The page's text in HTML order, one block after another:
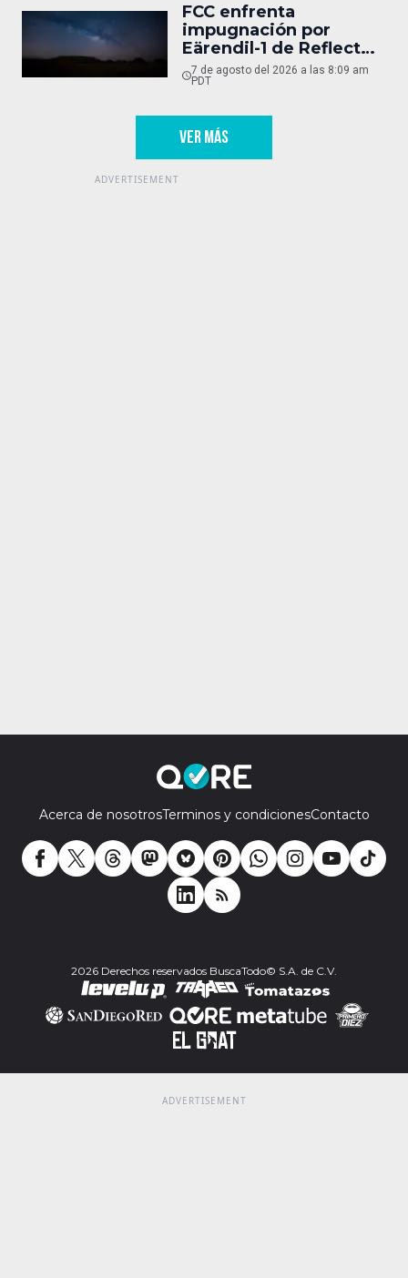
FCC enfrenta
impugnación por
Eärendil-1 de Reflect
Orbital
7 de agosto del 2026 a las 8:09 am
PDT
VER MÁS
Acerca de nosotrosTerminos y condicionesContacto
2026 Derechos reservados BuscaTodo© S.A. de C.V.